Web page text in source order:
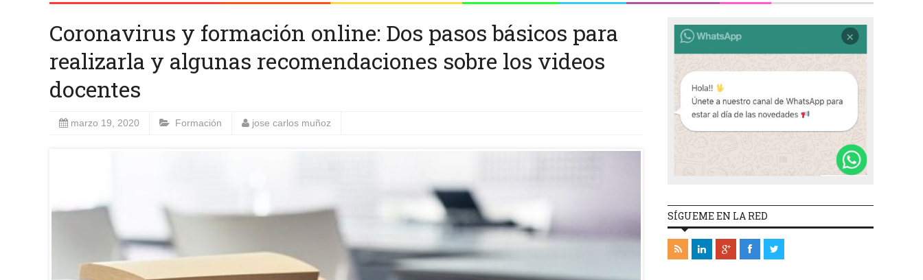
Coronavirus y formación online: Dos pasos básicos para
realizarla y algunas recomendaciones sobre los videos
docentes
marzo 19, 2020 Formación jose carlos muñoz
SÍGUEME EN LA RED